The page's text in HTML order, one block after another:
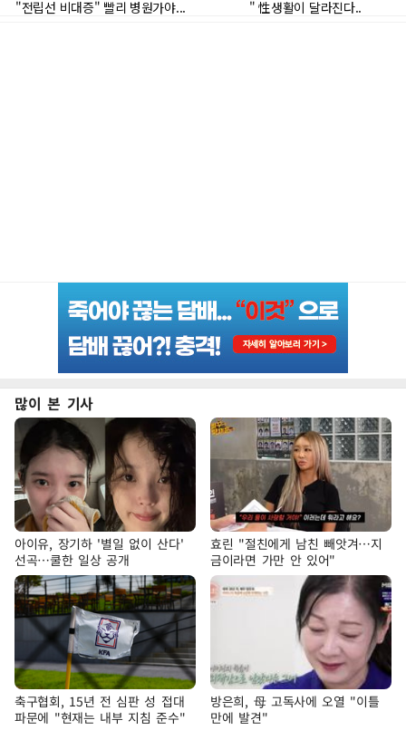
많이 본 기사
아이유, 장기하 '별일 없이 산다'
선곡…쿨한 일상 공개
효린 "절친에게 남친 빼앗겨…지
금이라면 가만 안 있어"
축구협회, 15년 전 심판 성 접대
파문에 "현재는 내부 지침 준수"
방은희, 母 고독사에 오열 "이틀
만에 발견"